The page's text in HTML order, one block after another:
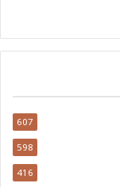
607
598
416